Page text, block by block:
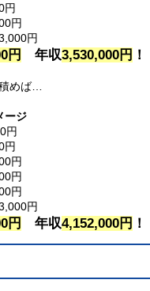
円
円
円
円 年収3,530,000円 ！
めば…
ージ
円
円
円
円
円
円
円 年収4,152,000円 ！